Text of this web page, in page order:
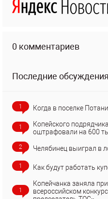
0 комментариев
Последние обсуждения
1 Когда в поселке
1
Копейского
оштрафовали на 600
2 Челябинец выиграл в
1 Как будут работать
1
Копейчанка заняла
всероссийском